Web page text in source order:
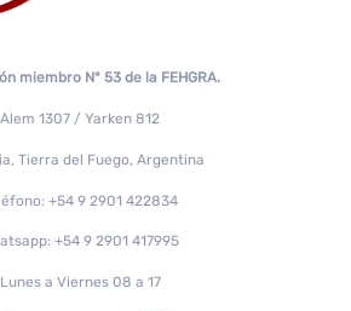
miembro N° 53 de la FEHGRA.
Alem 1307 / Yarken 812
Tierra del Fuego, Argentina
+54 9 2901 422834
+54 9 2901 417995
Lunes a Viernes 08 a 17